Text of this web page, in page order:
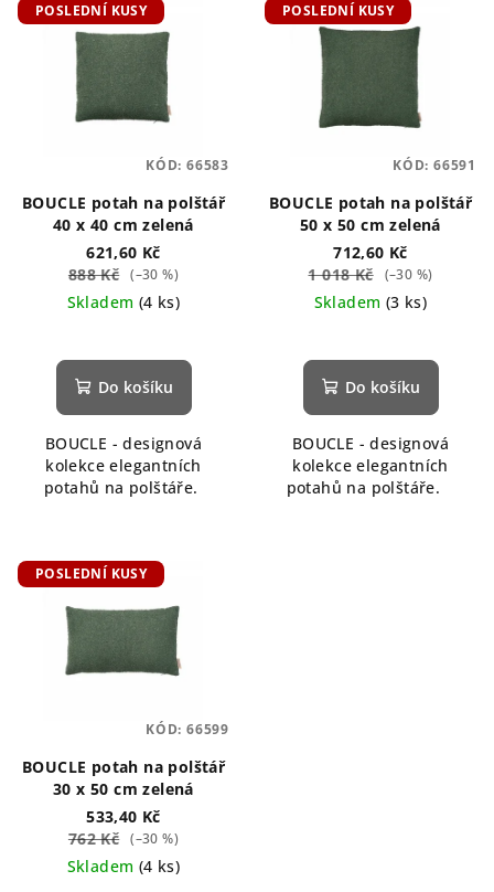
POSLEDNÍ KUSY
BOUCLE potah na polštář
40 x 40 cm zelená
621,60 Kč
888 Kč (–30 %)
Skladem (4 ks)
Do košíku
BOUCLE - designová
kolekce elegantních
potahů na polštáře.
KÓD: 66583
POSLEDNÍ KUSY
BOUCLE potah na polštář
50 x 50 cm zelená
712,60 Kč
1 018 Kč
(–30 %)
Skladem (3 ks)
Do košíku
BOUCLE - designová
kolekce elegantních
potahů na polštáře.
KÓD: 66591
POSLEDNÍ KUSY
BOUCLE potah na polštář
30 x 50 cm zelená
533,40 Kč
762 Kč (–30 %)
Skladem (4 ks)
KÓD: 66599